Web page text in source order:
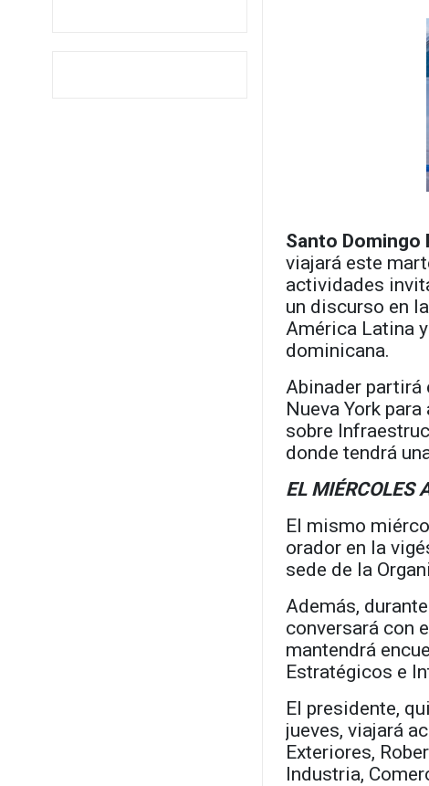
Santo Domingo
viajará este
actividades
un discurso en
América Latina
dominicana.
Abinader partirá
Nueva York
sobre
donde tendrá
EL MIÉRCOLES
El mismo
orador en la
sede de la
Además,
conversará con
mantendrá
Estratégicos e
El presidente,
jueves, viajará
Exteriores,
Industria,